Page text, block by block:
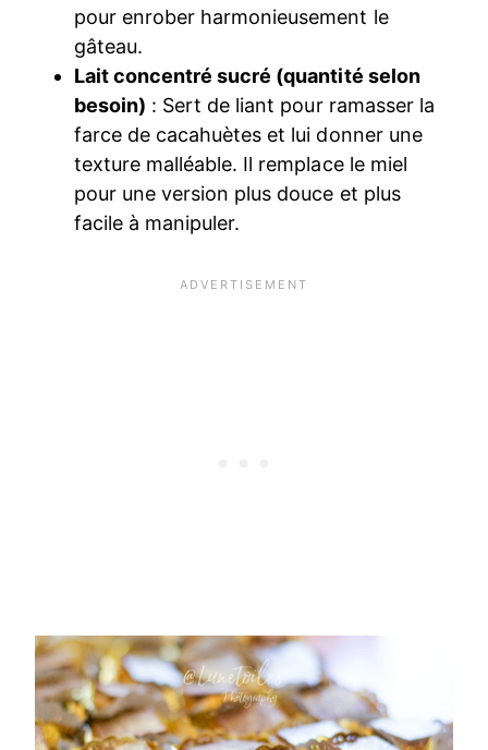
pour enrober harmonieusement le
gâteau.
Lait concentré sucré (quantité selon
besoin) : Sert de liant pour ramasser la
farce de cacahuètes et lui donner une
texture malléable. Il remplace le miel
pour une version plus douce et plus
facile à manipuler.